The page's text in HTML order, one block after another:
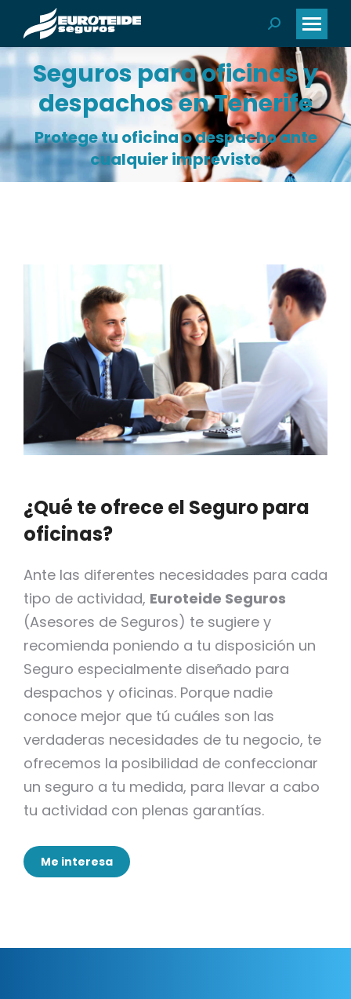
Buscar:
Seguros para oficinas y
despachos en Tenerife
Protege tu oficina o despacho ante
cualquier imprevisto
¿Qué te ofrece el Seguro para
oficinas?
Ante las diferentes necesidades para cada
tipo de actividad, Euroteide Seguros
(Asesores de Seguros) te sugiere y
recomienda poniendo a tu disposición un
Seguro especialmente diseñado para
despachos y oficinas. Porque nadie
conoce mejor que tú cuáles son las
verdaderas necesidades de tu negocio, te
ofrecemos la posibilidad de confeccionar
un seguro a tu medida, para llevar a cabo
tu actividad con plenas garantías.
Me interesa